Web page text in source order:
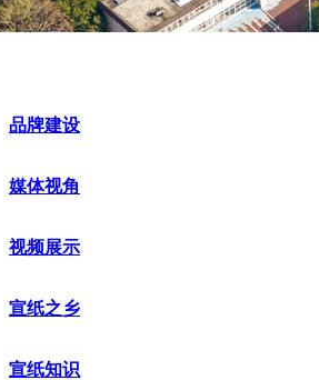
品牌建设
媒体视角
视频展示
宣纸之乡
宣纸知识